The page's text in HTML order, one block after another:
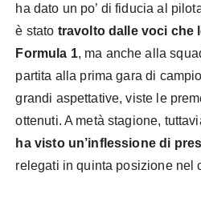
ha dato un po’ di fiducia al
è stato travolto dalle voci che
Formula 1, ma anche alla
partita alla prima gara di
grandi aspettative, viste le
ottenuti. A metà stagione,
ha visto un’inflessione di
relegati in quinta posizione nel